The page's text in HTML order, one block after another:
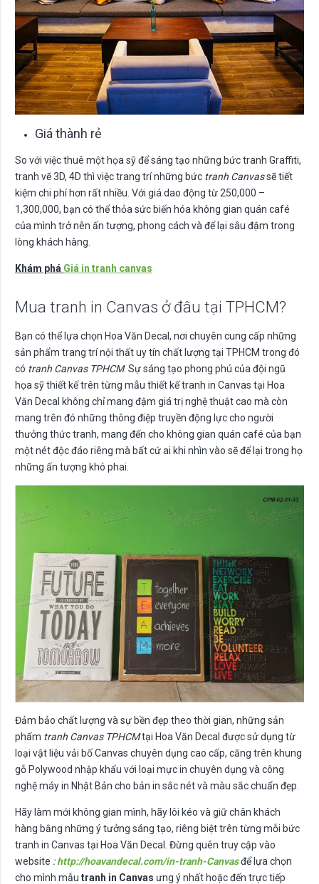
Giá thành rẻ
So với việc thuê một họa sỹ để sáng tạo những bức tranh Graffiti,
tranh vẽ 3D, 4D thì việc trang trí những bức tranh Canvassẽ tiết
kiệm chi phí hơn rất nhiều. Với giá dao động từ 250,000 –
1,300,000, bạn có thể thỏa sức biến hóa không gian quán café
của mình trở nên ấn tượng, phong cách và để lại sâu đậm trong
lòng khách hàng.
Khám phá Giá in tranh canvas
Mua tranh in Canvas ở đâu tại TPHCM?
Bạn có thể lựa chọn Hoa Văn Decal, nơi chuyên cung cấp những
sản phẩm trang trí nội thất uy tín chất lượng tại TPHCM trong đó
có tranh Canvas TPHCM. Sự sáng tạo phong phú của đội ngũ
họa sỹ thiết kế trên từng mẫu thiết kế tranh in Canvas tại Hoa
Văn Decal không chỉ mang đậm giá trị nghệ thuật cao mà còn
mang trên đó những thông điệp truyền động lực cho người
thưởng thức tranh, mang đến cho không gian quán café của bạn
một nét độc đáo riêng mà bất cứ ai khi nhìn vào sẽ để lại trong họ
những ấn tượng khó phai.
Đảm bảo chất lượng và sự bền đẹp theo thời gian, những sản
phẩm tranh Canvas TPHCMtại Hoa Văn Decal được sử dụng từ
loại vật liệu vải bố Canvas chuyên dụng cao cấp, căng trên khung
gỗ Polywood nhập khẩu với loại mực in chuyên dụng và công
nghệ máy in Nhật Bản cho bản in sắc nét và màu sắc chuẩn đẹp.
Hãy làm mới không gian mình, hãy lôi kéo và giữ chân khách
hàng bằng những ý tưởng sáng tạo, riêng biệt trên từng mỗi bức
tranh in Canvas tại Hoa Văn Decal. Đừng quên truy cập vào
website :http://hoavandecal.com/in-tranh-Canvasđể lựa chọn
cho mình mẫu tranh in Canvas ưng ý nhất hoặc đến trực tiếp